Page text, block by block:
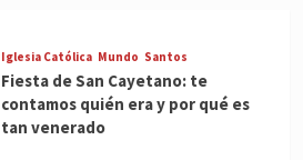
Iglesia Católica Mundo Santos
Fiesta de San Cayetano: te
contamos quién era y por qué es
tan venerado